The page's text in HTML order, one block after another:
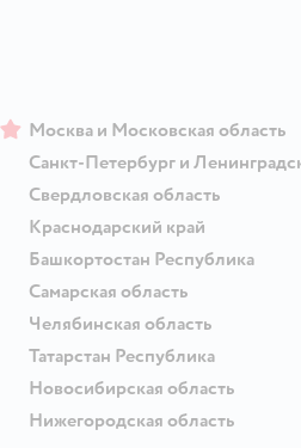
Москва и Московская область
Санкт-Петербург и
Свердловская область
Краснодарский край
Башкортостан Республика
Самарская область
Челябинская область
Татарстан Республика
Новосибирская область
Нижегородская область